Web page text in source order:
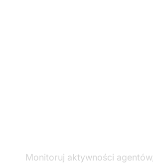
Monitoruj aktywności